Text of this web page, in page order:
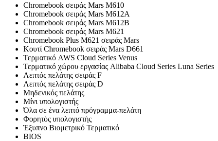
Chromebook σειράς Mars M610
Chromebook σειράς Mars M612A
Chromebook σειράς Mars M612B
Chromebook σειράς Mars M621
Chromebook Plus M621 σειράς Mars
Κουτί Chromebook σειράς Mars D661
Τερματικό AWS Cloud Series Venus
Τερματικό χώρου εργασίας Alibaba Cloud Series Luna Series
Λεπτός πελάτης σειράς F
Λεπτός πελάτης σειράς D
Μηδενικός πελάτης
Μίνι υπολογιστής
Όλα σε ένα λεπτό πρόγραμμα-πελάτη
Φορητός υπολογιστής
Έξυπνο Βιομετρικό Τερματικό
BIOS